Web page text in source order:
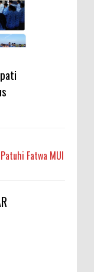
Fatwa MUI